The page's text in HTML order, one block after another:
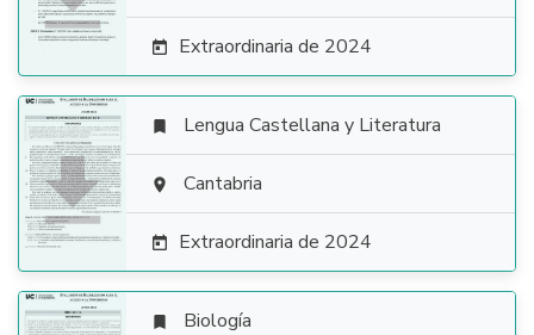
 Extraordinaria de 2024

 Lengua Castellana y Literatura
 Cantabria
 Extraordinaria de 2024
 Biología